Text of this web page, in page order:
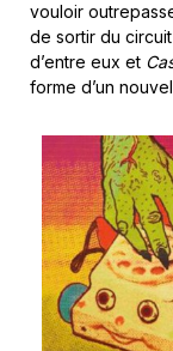
vouloir
de sortir du
d’entre eux et
forme d’un